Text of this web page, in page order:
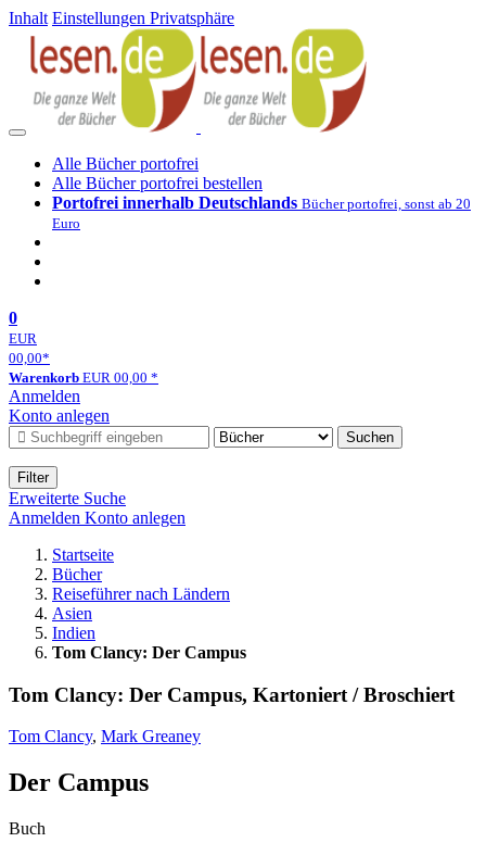
Inhalt Einstellungen Privatsphäre
Alle Bücher portofrei
Alle Bücher portofrei bestellen
Portofrei innerhalb Deutschlands Bücher portofrei, sonst ab 20
Euro
0
EUR
00,00*
Warenkorb EUR 00,00 *
Anmelden
Konto anlegen
Suchen
Filter
Erweiterte Suche
Anmelden Konto anlegen
Startseite
Bücher
Reiseführer nach Ländern
Asien
Indien
Tom Clancy: Der Campus
Tom Clancy: Der Campus, Kartoniert / Broschiert
Tom Clancy, Mark Greaney
Der Campus
Buch